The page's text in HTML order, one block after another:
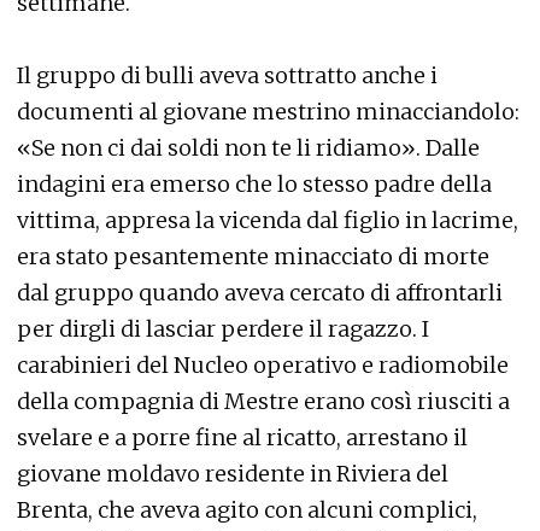
Il gruppo di bulli aveva sottratto anche i
documenti al giovane mestrino minacciandolo:
«Se non ci dai soldi non te li ridiamo». Dalle
indagini era emerso che lo stesso padre della
vittima, appresa la vicenda dal figlio in lacrime,
era stato pesantemente minacciato di morte
dal gruppo quando aveva cercato di affrontarli
per dirgli di lasciar perdere il ragazzo. I
carabinieri del Nucleo operativo e radiomobile
della compagnia di Mestre erano così riusciti a
svelare e a porre fine al ricatto, arrestano il
giovane moldavo residente in Riviera del
Brenta, che aveva agito con alcuni complici,